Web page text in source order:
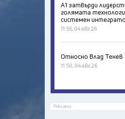
А1 затвърди
голямата
системен
11:56, 04 авг 26
Относно Влад Тенев
11:50, 04 авг 26
Реклама